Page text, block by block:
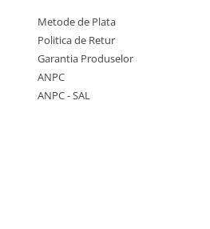
Metode de Plata
Politica de Retur
Garantia Produselor
ANPC
ANPC - SAL